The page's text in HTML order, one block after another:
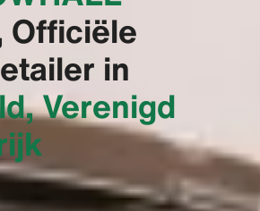
Officiële
in
Verenigd